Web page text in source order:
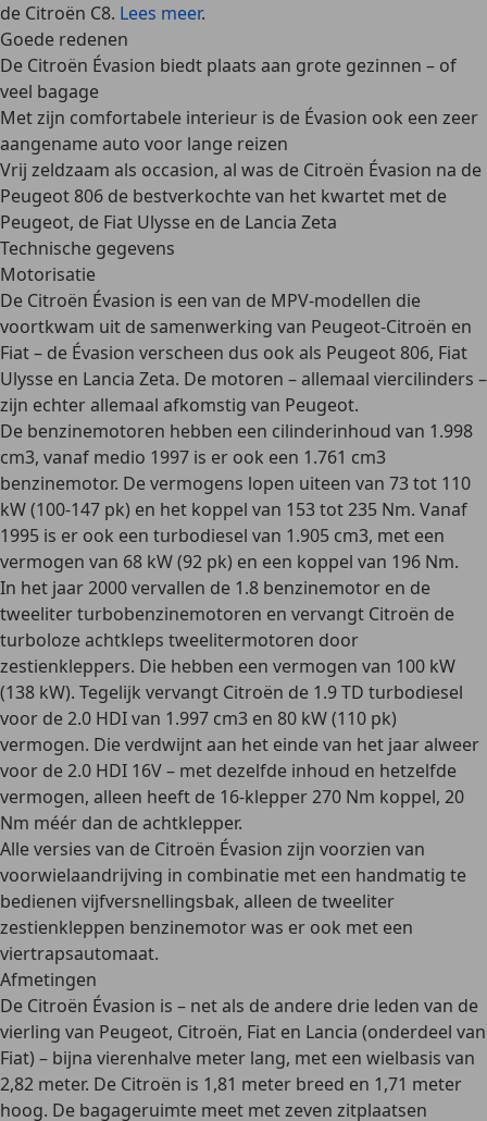
de Citroën C8. Lees meer.
Goede redenen
De Citroën Évasion biedt plaats aan grote gezinnen – of
veel bagage
Met zijn comfortabele interieur is de Évasion ook een zeer
aangename auto voor lange reizen
Vrij zeldzaam als occasion, al was de Citroën Évasion na de
Peugeot 806 de bestverkochte van het kwartet met de
Peugeot, de Fiat Ulysse en de Lancia Zeta
Technische gegevens
Motorisatie
De Citroën Évasion is een van de MPV-modellen die
voortkwam uit de samenwerking van Peugeot-Citroën en
Fiat – de Évasion verscheen dus ook als Peugeot 806, Fiat
Ulysse en Lancia Zeta. De motoren – allemaal viercilinders –
zijn echter allemaal afkomstig van Peugeot.
De benzinemotoren hebben een cilinderinhoud van 1.998
cm3, vanaf medio 1997 is er ook een 1.761 cm3
benzinemotor. De vermogens lopen uiteen van 73 tot 110
kW (100-147 pk) en het koppel van 153 tot 235 Nm. Vanaf
1995 is er ook een turbodiesel van 1.905 cm3, met een
vermogen van 68 kW (92 pk) en een koppel van 196 Nm.
In het jaar 2000vervallen de 1.8 benzinemotor en de
tweeliter turbobenzinemotoren en vervangt Citroën de
turboloze achtkleps tweelitermotoren door
zestienkleppers. Die hebben een vermogen van 100 kW
(138 kW). Tegelijk vervangt Citroën de 1.9 TD turbodiesel
voor de2.0 HDI van 1.997 cm3 en 80 kW (110 pk)
vermogen. Die verdwijnt aan het einde van het jaar alweer
voor de2.0 HDI 16V– met dezelfde inhoud en hetzelfde
vermogen, alleen heeft de 16-klepper 270 Nm koppel, 20
Nm méér dan de achtklepper.
Alle versies van de Citroën Évasion zijn voorzien van
voorwielaandrijving in combinatie met een handmatig te
bedienen vijfversnellingsbak, alleen de tweeliter
zestienkleppen benzinemotor was er ook met een
viertrapsautomaat.
Afmetingen
De Citroën Évasion is – net als de andere drie leden van de
vierling van Peugeot, Citroën, Fiat en Lancia (onderdeel van
Fiat) – bijna vierenhalve meter lang, met een wielbasis van
2,82 meter. De Citroën is 1,81 meter breed en 1,71 meter
hoog. De bagageruimte meet met zeven zitplaatsen